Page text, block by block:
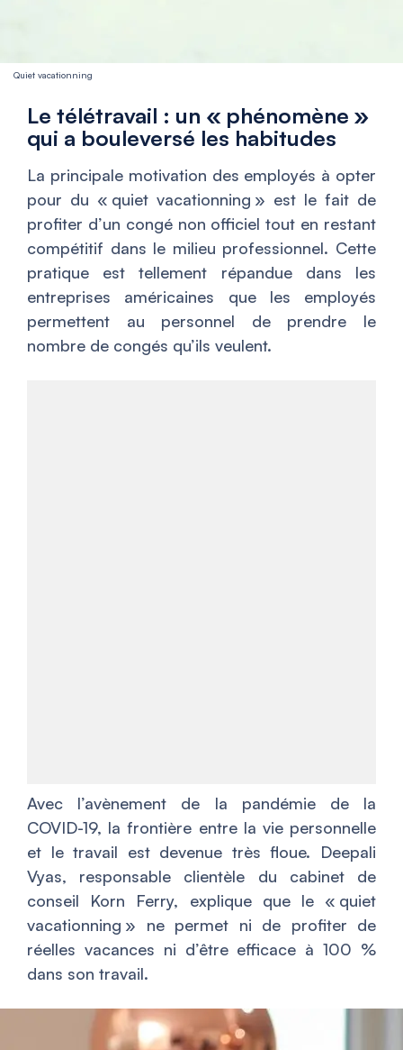
Quiet vacationning
Le télétravail : un « phénomène »
qui a bouleversé les habitudes
La principale motivation des employés à opter
pour du « quiet vacationning » est le fait de
profiter d’un congé non officiel tout en restant
compétitif dans le milieu professionnel. Cette
pratique est tellement répandue dans les
entreprises américaines que les employés
permettent au personnel de prendre le
nombre de congés qu’ils veulent.
Avec l’avènement de la pandémie de la
COVID-19, la frontière entre la vie personnelle
et le travail est devenue très floue. Deepali
Vyas, responsable clientèle du cabinet de
conseil Korn Ferry, explique que le « quiet
vacationning » ne permet ni de profiter de
réelles vacances ni d’être efficace à 100 %
dans son travail.